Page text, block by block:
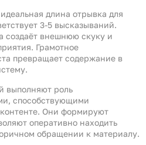
длина отрывка для
3-5 высказываний.
создаёт внешнюю скуку и
Грамотное
превращает содержание в
выполняют роль
способствующими
Они формируют
оперативно находить
обращении к материалу.